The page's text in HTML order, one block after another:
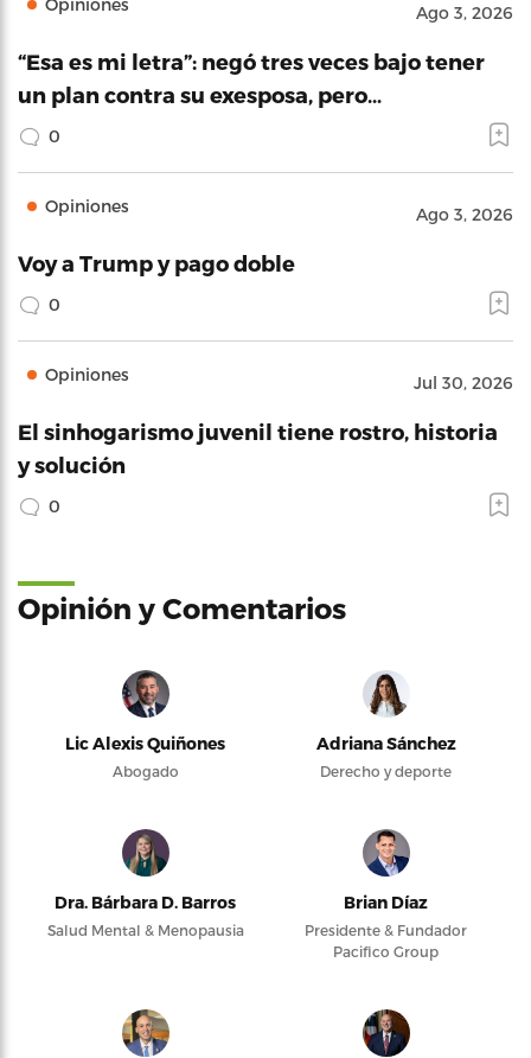
Ago 3, 2026
“Esa es mi letra”: negó tres veces bajo tener
un plan contra su exesposa, pero…
0
Opiniones Ago 3, 2026
Voy a Trump y pago doble
0
Opiniones Jul 30, 2026
El sinhogarismo juvenil tiene rostro, historia
y solución
0
Opinión y Comentarios
Lic Alexis Quiñones
Abogado
Adriana Sánchez
Derecho y deporte
Dra. Bárbara D. Barros
Salud Mental & Menopausia
Brian Díaz
Presidente & Fundador
Pacifico Group